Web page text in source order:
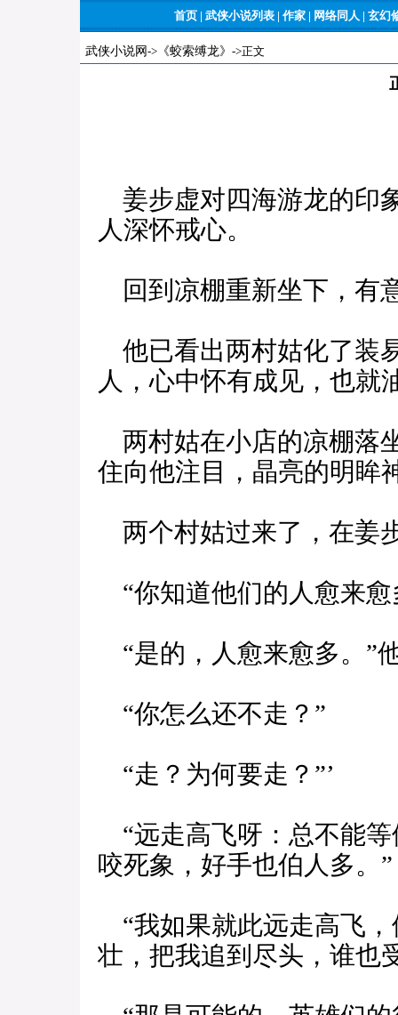
首页 | 武侠小说列表 | 作家 | 网络同人 | 玄幻
武侠小说网 -> 《蛟索缚龙》 ->正文
姜步虚对四海游龙的印
人深怀戒心。
回到凉棚重新坐下，有
他已看出两村姑化了装
人，心中怀有成见，也就
两村姑在小店的凉棚落
住向他注目，晶亮的明眸
两个村姑过来了，在姜
“你知道他们的人愈来愈
“是的，人愈来愈多。”
“你怎么还不走？”
“走？为何要走？”’
“远走高飞呀：总不能
咬死象，好手也伯人多。”
“我如果就此远走高飞
壮，把我追到尽头，谁也